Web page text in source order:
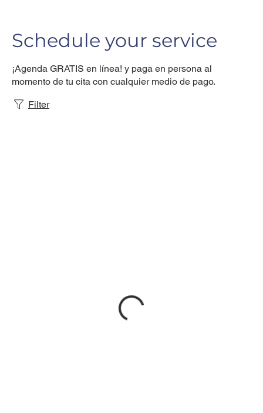
Schedule your service
¡Agenda GRATIS en línea! y paga en persona al
momento de tu cita con cualquier medio de pago.
Filter